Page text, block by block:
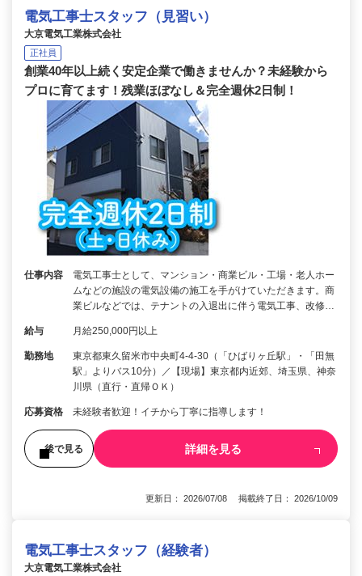
電気工事士スタッフ（見習い）
大京電気工業株式会社
正社員
創業40年以上続く安定企業で働きませんか？未経験から
プロに育てます！残業ほぼなし＆完全週休2日制！
仕事内容
電気工事士として、マンション・商業ビル・工場・老人ホー
ムなどの施設の電気設備の施工を手がけていただきます。商
業ビルなどでは、テナントの入退出に伴う電気工事、改修…
給与 月給250,000円以上
勤務地
東京都東久留米市中央町4-4-30（「ひばりヶ丘駅」・「田無
駅」よりバス10分）／【現場】東京都内近郊、埼玉県、神奈
川県（直行・直帰ＯＫ）
応募資格 未経験者歓迎！イチから丁寧に指導します！
後で見る 詳細を見る
更新日： 2026/07/08 掲載終了日： 2026/10/09
電気工事士スタッフ（経験者）
大京電気工業株式会社